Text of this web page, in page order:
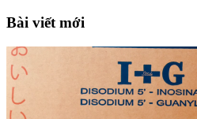
Bài viết mới